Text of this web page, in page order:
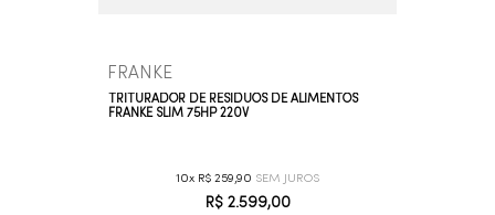
FRANKE
TRITURADOR DE RESÍDUOS DE ALIMENTOS
FRANKE SLIM 75HP 220V
10 R$ 259,90
R$ 2.599,00